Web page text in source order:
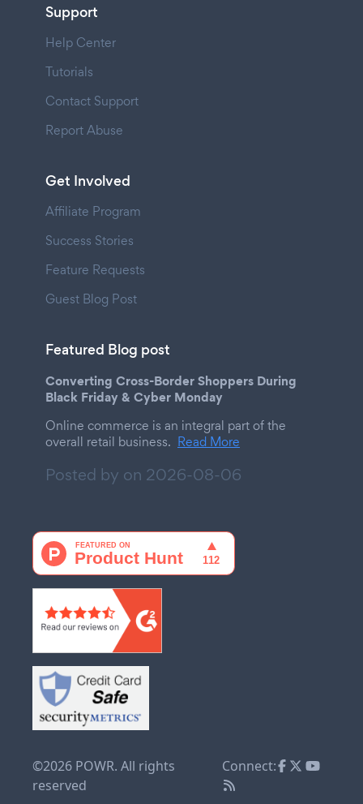
Support
Help Center
Tutorials
Contact Support
Report Abuse
Get Involved
Affiliate Program
Success Stories
Feature Requests
Guest Blog Post
Featured Blog post
Converting Cross-Border Shoppers During
Black Friday & Cyber Monday
Online commerce is an integral part of the
overall retail business. Read More
Posted by on 2026-08-06
©2026 POWR. All rights
reserved
Connect: